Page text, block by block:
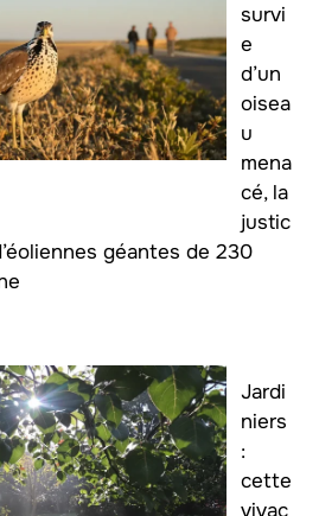
survi
e
d’un
oisea
u
mena
cé, la
justic
géantes de 230
Jardi
niers
:
cette
vivac